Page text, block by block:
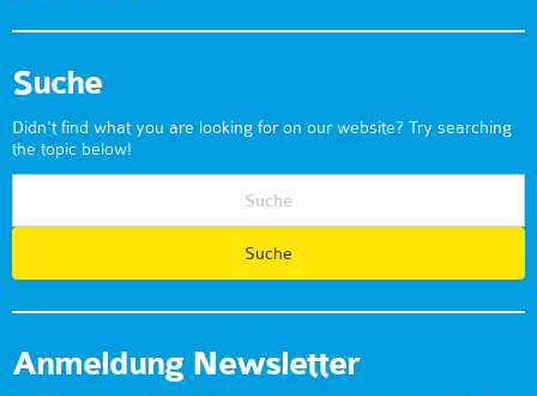
Suche
Didn't find what you are looking for on our website? Try searching
the topic below!
Anmeldung Newsletter